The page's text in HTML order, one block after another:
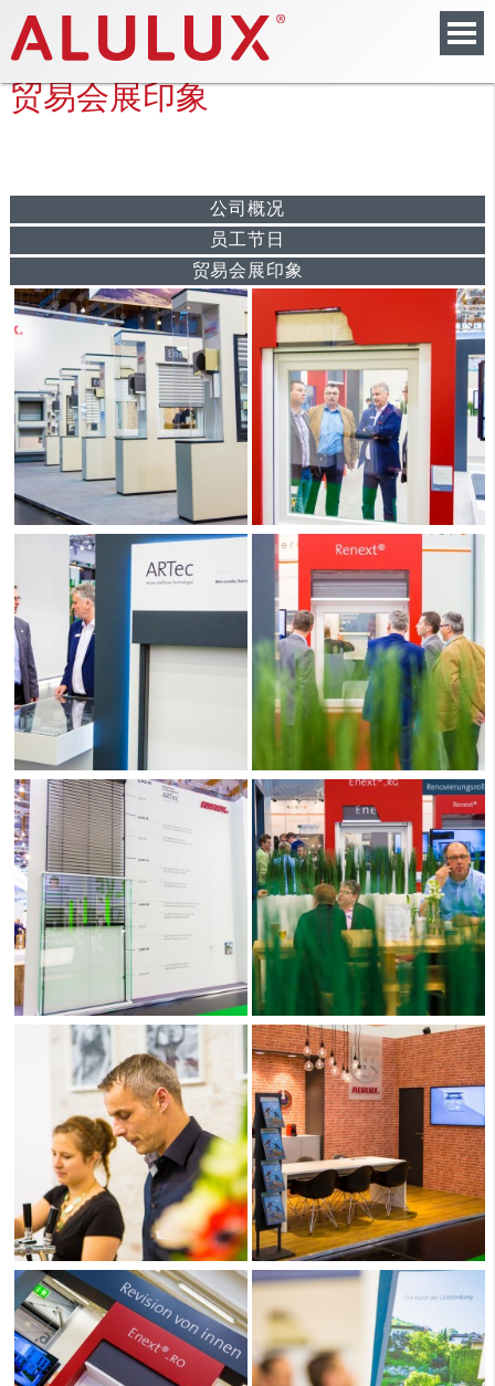
贸易会展印象
公司概况
员工节日
贸易会展印象